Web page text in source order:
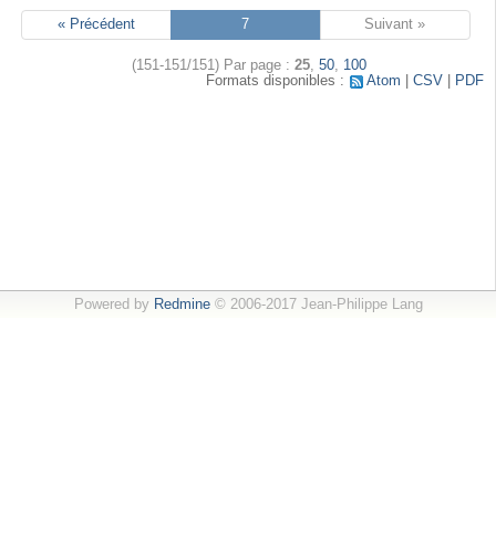
« Précédent 7 Suivant »
(151-151/151) Par page : 25, 50, 100
Formats disponibles :
Atom CSV PDF
Powered by Redmine© 2006-2017 Jean-Philippe Lang